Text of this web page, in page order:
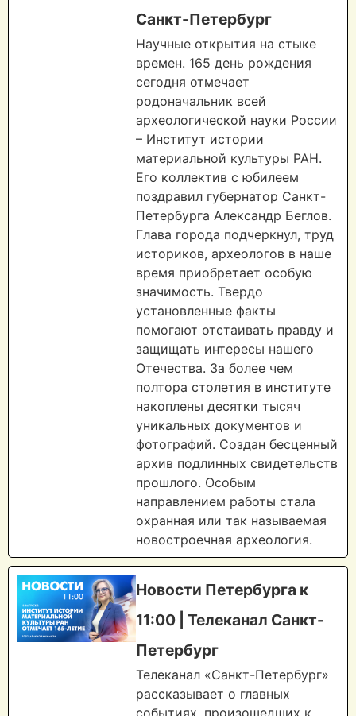
Санкт-Петербург
Научные открытия на стыке
времен. 165 день рождения
сегодня отмечает
родоначальник всей
археологической науки России
– Институт истории
материальной культуры РАН.
Его коллектив с юбилеем
поздравил губернатор Санкт-
Петербурга Александр Беглов.
Глава города подчеркнул, труд
историков, археологов в наше
время приобретает особую
значимость. Твердо
установленные факты
помогают отстаивать правду и
защищать интересы нашего
Отечества. За более чем
полтора столетия в институте
накоплены десятки тысяч
уникальных документов и
фотографий. Создан бесценный
архив подлинных свидетельств
прошлого. Особым
направлением работы стала
охранная или так называемая
новостроечная археология.
Новости Петербурга к
11:00 | Телеканал Санкт-
Петербург
Телеканал «Санкт-Петербург»
рассказывает о главных